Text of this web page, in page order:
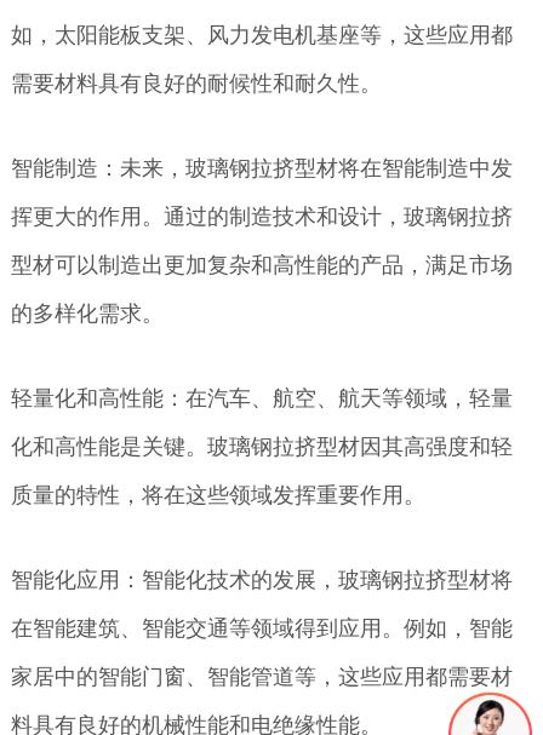
如，太阳能板支架、风力发电机基座等，这些应用都
需要材料具有良好的耐候性和耐久性。
智能制造：未来，玻璃钢拉挤型材将在智能制造中发
挥更大的作用。通过的制造技术和设计，玻璃钢拉挤
型材可以制造出更加复杂和高性能的产品，满足市场
的多样化需求。
轻量化和高性能：在汽车、航空、航天等领域，轻量
化和高性能是关键。玻璃钢拉挤型材因其高强度和轻
质量的特性，将在这些领域发挥重要作用。
智能化应用：智能化技术的发展，玻璃钢拉挤型材将
在智能建筑、智能交通等领域得到应用。例如，智能
家居中的智能门窗、智能管道等，这些应用都需要材
料具有良好的机械性能和电绝缘性能。